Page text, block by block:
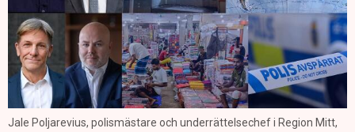
Jale Poljarevius, polismästare och underrättelsechef i Region Mitt,